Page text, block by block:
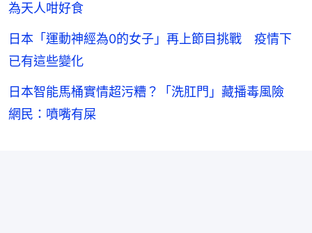
為天人咁好食
日本「運動神經為0的女子」再上節目挑戰 疫情下
已有這些變化
日本智能馬桶實情超污糟？「洗肛門」藏播毒風險
網民：噴嘴有屎